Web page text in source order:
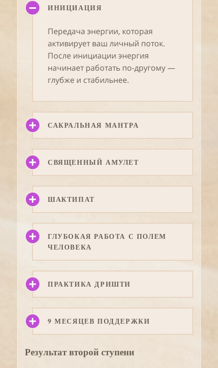
ИНИЦИАЦИЯ
Передача энергии, которая
активирует ваш личный поток.
После инициации энергия
начинает работать по-другому —
глубже и стабильнее.
САКРАЛЬНАЯ МАНТРА
СВЯЩЕННЫЙ АМУЛЕТ
ШАКТИПАТ
ГЛУБОКАЯ РАБОТА С ПОЛЕМ
ЧЕЛОВЕКА
ПРАКТИКА ДРИШТИ
9 МЕСЯЦЕВ ПОДДЕРЖКИ
Результат второй ступени